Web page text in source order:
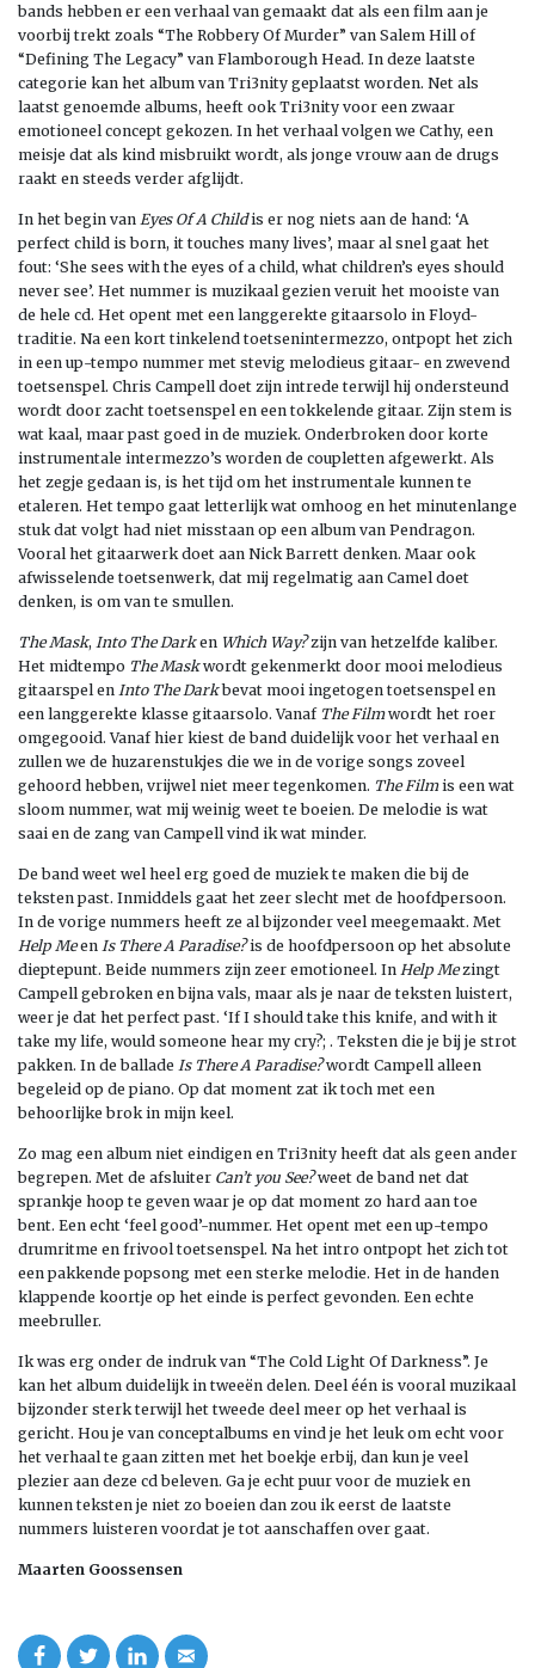
bands hebben er een verhaal van gemaakt dat als een film aan je
voorbij trekt zoals “The Robbery Of Murder” van Salem Hill of
“Defining The Legacy” van Flamborough Head. In deze laatste
categorie kan het album van Tri3nity geplaatst worden. Net als
laatst genoemde albums, heeft ook Tri3nity voor een zwaar
emotioneel concept gekozen. In het verhaal volgen we Cathy, een
meisje dat als kind misbruikt wordt, als jonge vrouw aan de drugs
raakt en steeds verder afglijdt.
In het begin van Eyes Of A Childis er nog niets aan de hand: ‘A
perfect child is born, it touches many lives’, maar al snel gaat het
fout: ‘She sees with the eyes of a child, what children’s eyes should
never see’. Het nummer is muzikaal gezien veruit het mooiste van
de hele cd. Het opent met een langgerekte gitaarsolo in Floyd-
traditie. Na een kort tinkelend toetsenintermezzo, ontpopt het zich
in een up-tempo nummer met stevig melodieus gitaar- en zwevend
toetsenspel. Chris Campell doet zijn intrede terwijl hij ondersteund
wordt door zacht toetsenspel en een tokkelende gitaar. Zijn stem is
wat kaal, maar past goed in de muziek. Onderbroken door korte
instrumentale intermezzo’s worden de coupletten afgewerkt. Als
het zegje gedaan is, is het tijd om het instrumentale kunnen te
etaleren. Het tempo gaat letterlijk wat omhoog en het minutenlange
stuk dat volgt had niet misstaan op een album van Pendragon.
Vooral het gitaarwerk doet aan Nick Barrett denken. Maar ook
afwisselende toetsenwerk, dat mij regelmatig aan Camel doet
denken, is om van te smullen.
The Mask, Into The Darken Which Way?zijn van hetzelfde kaliber.
Het midtempo The Maskwordt gekenmerkt door mooi melodieus
gitaarspel en Into The Darkbevat mooi ingetogen toetsenspel en
een langgerekte klasse gitaarsolo. Vanaf The Filmwordt het roer
omgegooid. Vanaf hier kiest de band duidelijk voor het verhaal en
zullen we de huzarenstukjes die we in de vorige songs zoveel
gehoord hebben, vrijwel niet meer tegenkomen. The Filmis een wat
sloom nummer, wat mij weinig weet te boeien. De melodie is wat
saai en de zang van Campell vind ik wat minder.
De band weet wel heel erg goed de muziek te maken die bij de
teksten past. Inmiddels gaat het zeer slecht met de hoofdpersoon.
In de vorige nummers heeft ze al bijzonder veel meegemaakt. Met
Help Meen Is There A Paradise?is de hoofdpersoon op het absolute
dieptepunt. Beide nummers zijn zeer emotioneel. In Help Mezingt
Campell gebroken en bijna vals, maar als je naar de teksten luistert,
weer je dat het perfect past. ‘If I should take this knife, and with it
take my life, would someone hear my cry?; . Teksten die je bij je strot
pakken. In de ballade Is There A Paradise?wordt Campell alleen
begeleid op de piano. Op dat moment zat ik toch met een
behoorlijke brok in mijn keel.
Zo mag een album niet eindigen en Tri3nity heeft dat als geen ander
begrepen. Met de afsluiter Can’t you See?weet de band net dat
sprankje hoop te geven waar je op dat moment zo hard aan toe
bent. Een echt ‘feel good’-nummer. Het opent met een up-tempo
drumritme en frivool toetsenspel. Na het intro ontpopt het zich tot
een pakkende popsong met een sterke melodie. Het in de handen
klappende koortje op het einde is perfect gevonden. Een echte
meebruller.
Ik was erg onder de indruk van “The Cold Light Of Darkness”. Je
kan het album duidelijk in tweeën delen. Deel één is vooral muzikaal
bijzonder sterk terwijl het tweede deel meer op het verhaal is
gericht. Hou je van conceptalbums en vind je het leuk om echt voor
het verhaal te gaan zitten met het boekje erbij, dan kun je veel
plezier aan deze cd beleven. Ga je echt puur voor de muziek en
kunnen teksten je niet zo boeien dan zou ik eerst de laatste
nummers luisteren voordat je tot aanschaffen over gaat.
Maarten Goossensen